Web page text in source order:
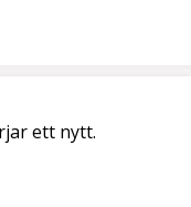
ett nytt.